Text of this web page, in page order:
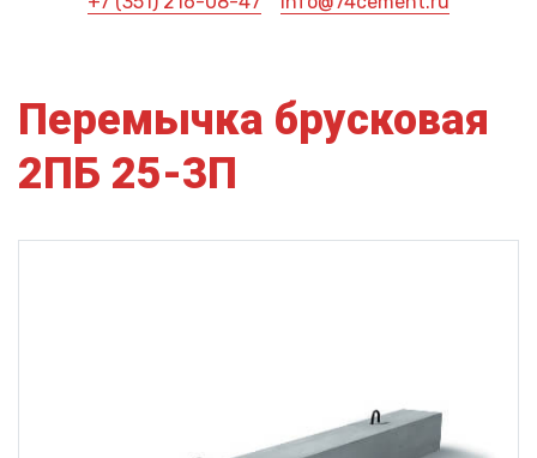
Перемычка брусковая
2ПБ 25-3П